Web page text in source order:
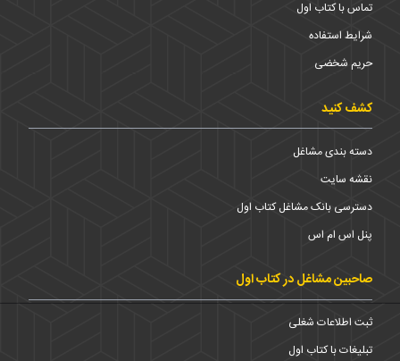
تماس با کتاب اول
شرایط استفاده
حریم شخضی
کشف کنید
دسته بندی مشاغل
نقشه سایت
دسترسی بانک مشاغل کتاب اول
پنل اس ام اس
صاحبین مشاغل در کتاب اول
ثبت اطلاعات شغلی
تبلیغات با کتاب اول